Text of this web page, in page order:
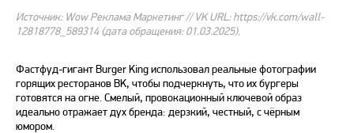
Источник: Wow Реклама Маркетинг // VK URL: https://vk.com/wall-
12818778_589314 (дата обращения: 01.03.2025).
Фастфуд-гигант Burger King использовал реальные фотографии
горящих ресторанов BK, чтобы подчеркнуть, что их бургеры
готовятся на огне. Смелый, провокационный ключевой образ
идеально отражает дух бренда: дерзкий, честный, с чёрным
юмором.